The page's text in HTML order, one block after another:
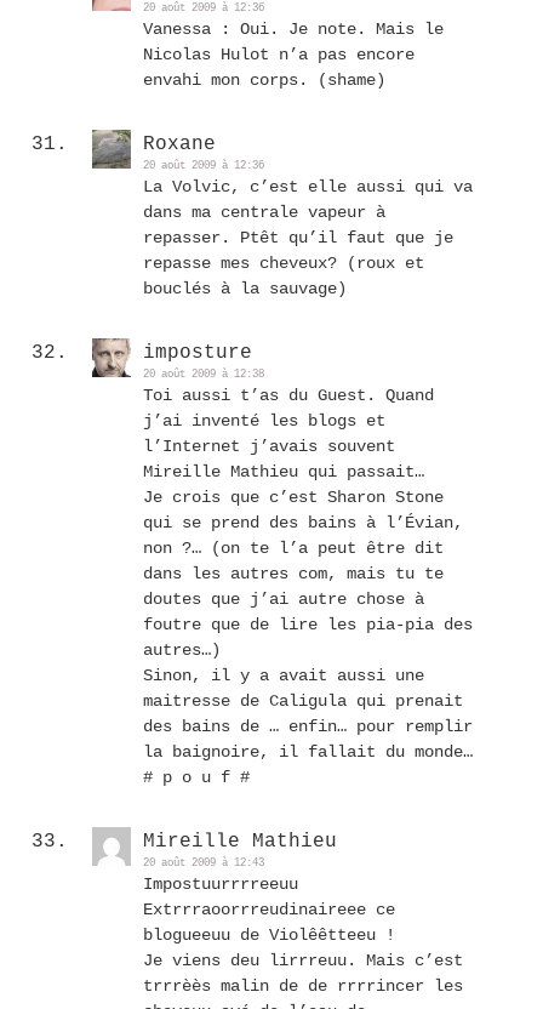
20 août 2009 à 12:36
Vanessa : Oui. Je note. Mais le
Nicolas Hulot n’a pas encore
envahi mon corps. (shame)
Roxane
20 août 2009 à 12:36
La Volvic, c’est elle aussi qui va
dans ma centrale vapeur à
repasser. Ptêt qu’il faut que je
repasse mes cheveux? (roux et
bouclés à la sauvage)
imposture
20 août 2009 à 12:38
Toi aussi t’as du Guest. Quand
j’ai inventé les blogs et
l’Internet j’avais souvent
Mireille Mathieu qui passait…
Je crois que c’est Sharon Stone
qui se prend des bains à l’Évian,
non ?… (on te l’a peut être dit
dans les autres com, mais tu te
doutes que j’ai autre chose à
foutre que de lire les pia-pia des
autres…)
Sinon, il y a avait aussi une
maitresse de Caligula qui prenait
des bains de … enfin… pour remplir
la baignoire, il fallait du monde…
# p o u f #
Mireille Mathieu
20 août 2009 à 12:43
Impostuurrrreeuu
Extrrraoorrreudinaireee ce
blogueeuu de Violêêtteeu !
Je viens deu lirrreuu. Mais c’est
trrrèès malin de de rrrrincer les